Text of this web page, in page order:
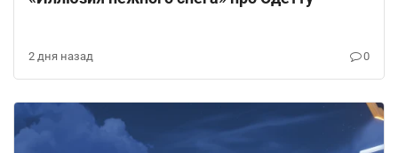
2 дня назад 0